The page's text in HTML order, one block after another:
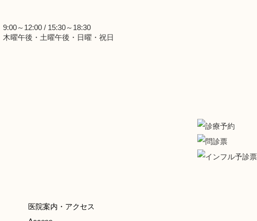
9:00～12:00 / 15:30～18:30
木曜午後・土曜午後・日曜・祝日
医院案内・アクセス